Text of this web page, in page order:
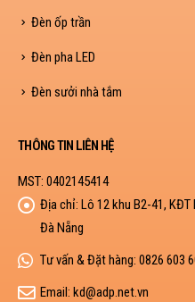
Đèn ốp trần
Đèn pha LED
Đèn sưởi nhà tắm
THÔNG TIN LIÊN HỆ
MST: 0402145414
Địa chỉ: Lô 12 khu B2-41, KĐT
Đà Nẵng
Tư vấn & Đặt hàng: 0826 603
Email: kd@adp.net.vn